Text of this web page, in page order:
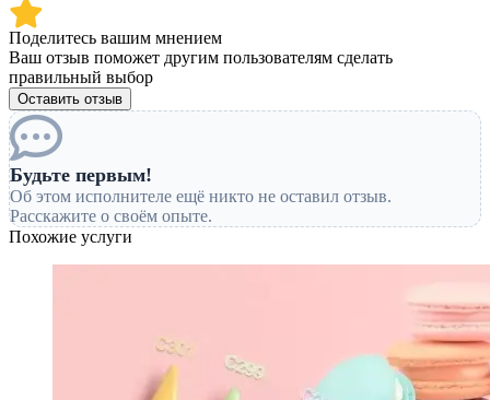
Поделитесь вашим мнением
Ваш отзыв поможет другим пользователям сделать
правильный выбор
Оставить отзыв
Будьте первым!
Об этом исполнителе ещё никто не оставил отзыв.
Расскажите о своём опыте.
Похожие услуги